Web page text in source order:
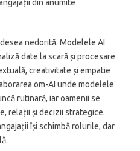
din anumite
nedorită. Modelele AI
date la scară și procesare
creativitate și empatie
om-AI unde modelele
rutinară, iar oamenii se
relații și decizii strategice.
își schimbă rolurile, dar